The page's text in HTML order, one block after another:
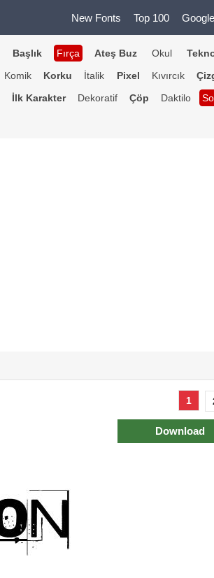
New Fonts Top 100
Başlık Fırça Ateş Buz Okul
Komik Korku İtalik Pixel Kıvırcık
İlk Karakter Dekoratif Çöp Daktilo
1
Download